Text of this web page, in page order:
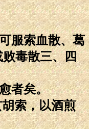
服索血散、葛
败毒散三、四
者矣。
索，以酒煎